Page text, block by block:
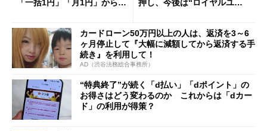
「一括1円」「月1円」からお
押し、今後は“ロイヤルユー
カードローン50万円以上の人は、返済を3～6
ヶ月停止して『大幅に減額してから返済する手
続き』を利用して！
AD（渋谷法務総合事務所）
“特典終了”が続く「d払い」「dポイント」の
お得さはどう変わるのか これからは「dカー
ド」の利用が得策？